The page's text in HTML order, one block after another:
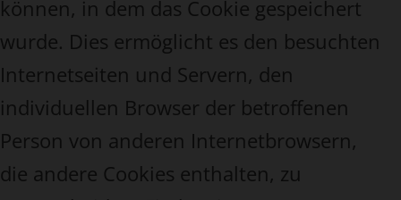
können, in dem das Cookie gespeichert
wurde. Dies ermöglicht es den besuchten
Internetseiten und Servern, den
individuellen Browser der betroffenen
Person von anderen Internetbrowsern,
die andere Cookies enthalten, zu